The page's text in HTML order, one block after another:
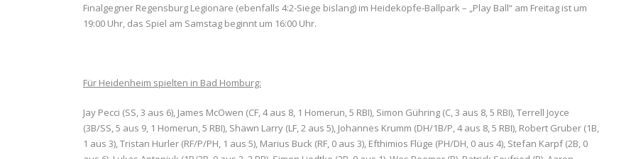
Finalgegner Regensburg Legionäre (ebenfalls 4:2-Siege bislang) im Heideköpfe-Ballpark – „Play Ball“ am Freitag ist um
19:00 Uhr, das Spiel am Samstag beginnt um 16:00 Uhr.
Für Heidenheim spielten in Bad Homburg:
Jay Pecci (SS, 3 aus 6), James McOwen (CF, 4 aus 8, 1 Homerun, 5 RBI), Simon Gühring (C, 3 aus 8, 5 RBI), Terrell Joyce
(3B/SS, 5 aus 9, 1 Homerun, 5 RBI), Shawn Larry (LF, 2 aus 5), Johannes Krumm (DH/1B/P, 4 aus 8, 5 RBI), Robert Gruber (1B,
1 aus 3), Tristan Hurler (RF/P/PH, 1 aus 5), Marius Buck (RF, 0 aus 3), Efthimios Flüge (PH/DH, 0 aus 4), Stefan Karpf (2B, 0